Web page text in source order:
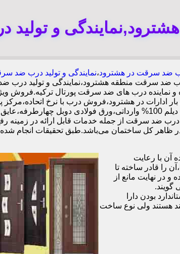
و
ضد سرقت در هشترود،نمایندگی و تولید درب ضد
ضد سرقت منطقه هشترود،نمایندگی و تولید
و نماینده درب های ضد سرقت پورتال
در هشترود،فروش درب با نرخ
درب ضد سرقت از جمله خدمات قابل ارائه در
آن با رعایت
را قادر ساخته تا
و در نهایت مانع از
گویند.
بودن دارا
هستند ولی نوع ساخت